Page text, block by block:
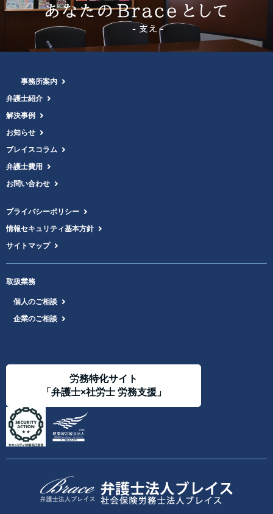
事務所案内
弁護士紹介
解決事例
お知らせ
ブレイスコラム
弁護士費用
お問い合わせ
プライバシーポリシー
情報セキュリティ基本方針
サイトマップ
取扱業務
個人のご相談
企業のご相談
労務特化サイト
「弁護士×社労士 労務支援」